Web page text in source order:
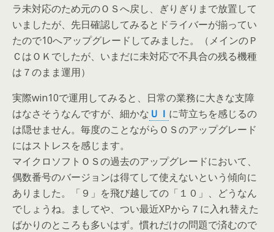
ラ未対応のため元のＯＳへ戻し、ぎりぎりまで放置して
いましたが、先日確認してみるとドライバーが揃ってい
たので10へアップグレードしてみました。（メインのＰ
ＣはＯＫでしたが、いまだに未対応で不具合の残る機種
は７のまま運用）
実際win10で運用してみると、日常の業務に大きな支障
はなさそうなんですが、細かな ＵＩ に苛立ちを感じるの
は隠せません。毎度のことながらＯＳのアップグレード
にはストレスを感じます。
マイクロソフトＯＳの過去のアップグレードにおいて、
偶数番号のバージョンは得てして使えないという傾向に
ありました。「９」を飛び越しての「１０」、どうなん
でしょうね。ましてや、つい最近XPから７に入れ替えた
ばかりのところも多いはず。慣れだけの問題で済むので